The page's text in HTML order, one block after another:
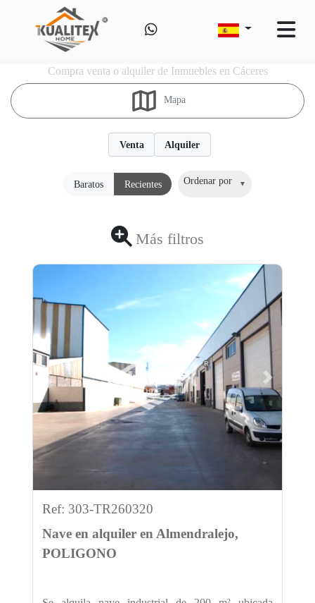
Compra venta o alquiler de Inmuebles en Cáceres
Mapa
Venta Alquiler
Baratos Recientes Ordenar por
Más filtros
Previous Next
Ref: 303-TR260320
Nave en alquiler en Almendralejo,
POLIGONO